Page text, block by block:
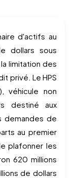
dollars sous
limitation des
privé. Le HPS
véhicule non
destiné aux
demandes de
au premier
plafonner les
620 millions
de dollars